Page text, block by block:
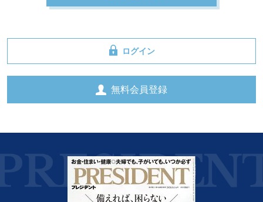
ログイン
無料会員登録